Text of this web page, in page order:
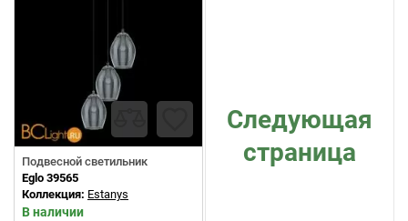
Подвесной светильник
Eglo 39565
Коллекция: Estanys
В наличии
Следующая
страница